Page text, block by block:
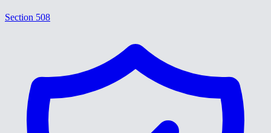
Section 508